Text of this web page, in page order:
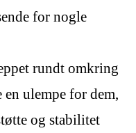
for nogle
rundt omkring
ulempe for dem,
og stabilitet